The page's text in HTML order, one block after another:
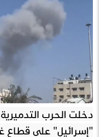
دخلت الحرب